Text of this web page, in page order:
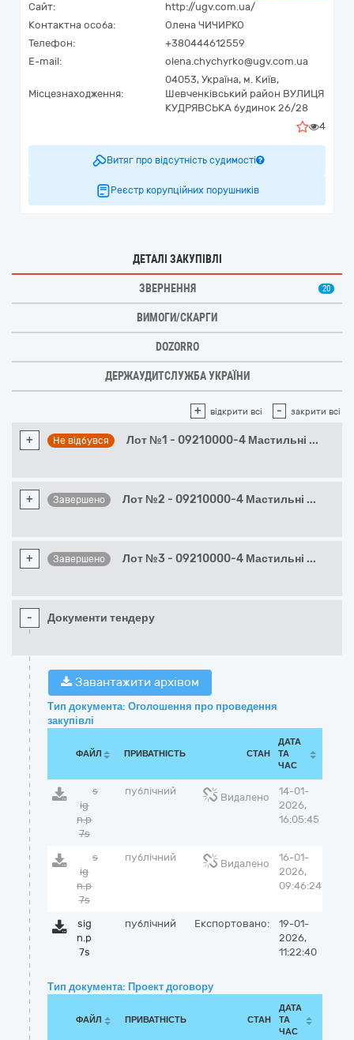
Сайт:
http://ugv.com.ua/
Контактна особа:
Олена ЧИЧИРКО
Телефон:
+380444612559
E-mail:
olena.chychyrko@ugv.com.ua
Місцезнаходження:
04053, Україна, м. Київ,
Шевченківський район ВУЛИЦЯ
КУДРЯВСЬКА будинок 26/28
4
Витяг про відсутність судимості
Реєстр корупційних порушників
ДЕТАЛІ ЗАКУПІВЛІ
ЗВЕРНЕННЯ 20
ВИМОГИ/СКАРГИ
DOZORRO
ДЕРЖАУДИТСЛУЖБА УКРАЇНИ
+ відкрити всі - закрити всі
+ Не відбувся Лот №1 - 09210000-4 Мастильні ...
+ Завершено Лот №2 - 09210000-4 Мастильні ...
+ Завершено Лот №3 - 09210000-4 Мастильні ...
- Документи тендеру
Завантажити архівом
Тип документа: Оголошення про проведення
закупівлі
ФАЙЛ ПРИВАТНІСТЬ СТАН
ДАТА
ТА
ЧАС
s
ig
n.p
7s
публічний
Видалено
14-01-
2026,
16:05:45
s
ig
n.p
7s
публічний
Видалено
16-01-
2026,
09:46:24
sig
n.p
7s
публічний Експортовано:
19-01-
2026,
11:22:40
Тип документа: Проект договору
ФАЙЛ ПРИВАТНІСТЬ СТАН
ДАТА
ТА
ЧАС